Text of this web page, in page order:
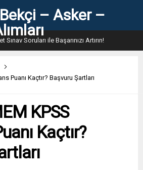
Puanı Kaçtır? Başvuru Şartları
KPSS
Kaçtır?